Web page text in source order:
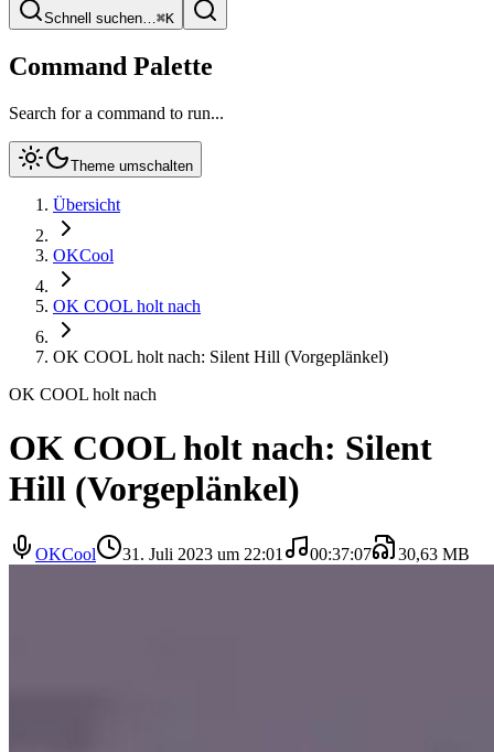
Schnell suchen…⌘K
Command Palette
Search for a command to run...
Theme umschalten
Übersicht
OKCool
OK COOL holt nach
OK COOL holt nach: Silent Hill (Vorgeplänkel)
OK COOL holt nach
OK COOL holt nach: Silent
Hill (Vorgeplänkel)
OKCool 31. Juli 2023 um 22:01 00:37:07 30,63 MB